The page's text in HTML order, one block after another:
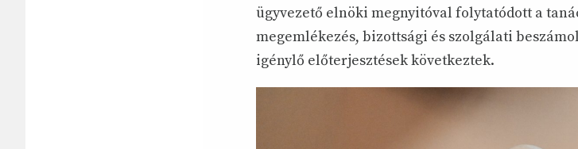
ügyvezető elnöki megnyitóval folytatódott a
megemlékezés, bizottsági és szolgálati
igénylő előterjesztések következtek.